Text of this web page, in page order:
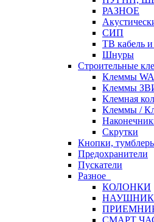
РАЗНОЕ
СИП
ТВ кабель и
Шнуры
Строительные
Клеммы
Клеммы
Клемная
Клеммы /
Скрутки
Кнопки,
Предохранители
Пускатели
Разное
КОЛОНКИ
СМАРТ